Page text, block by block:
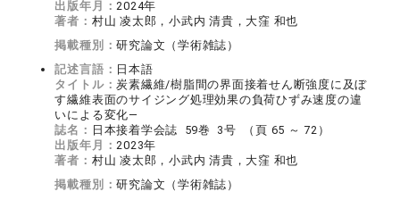
出版年月： 2024年
著者： 村山 凌太郎，小武内 清貴，大窪 和也
掲載種別：研究論文（学術雑誌）
記述言語： 日本語
タイトル： 炭素繊維/樹脂間の界面接着せん断強度に及ぼ
す繊維表面のサイジング処理効果の負荷ひずみ速度の違
いによる変化―
誌名： 日本接着学会誌 59巻 3号 （頁 65 ～ 72）
出版年月： 2023年
著者： 村山 凌太郎，小武内 清貴，大窪 和也
掲載種別：研究論文（学術雑誌）